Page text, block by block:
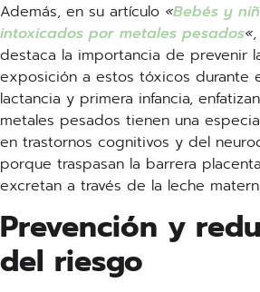
Además, en su artículo «Bebés y
intoxicados por metales pesados«
destaca la importancia de prevenir
exposición a estos tóxicos durante
lactancia y primera infancia,
metales pesados tienen una
en trastornos cognitivos y del
porque traspasan la barrera
excretan a través de la leche
Prevención y
del riesgo